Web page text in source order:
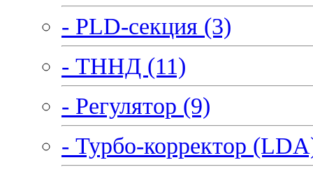
- PLD-секция (3)
- ТННД (11)
- Регулятор (9)
- Турбо-корректор